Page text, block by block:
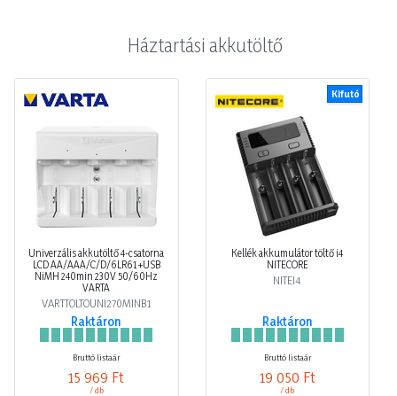
Háztartási akkutöltő
Univerzális akkutöltő 4-csatorna
LCD AA/AAA/C/D/6LR61 +USB
NiMH 240min 230V 50/60Hz
VARTA
VARTTOLTOUNI270MINB1
Raktáron
Bruttó listaár
15 969 Ft
/ db
Kifutó
Kellék akkumulátor töltő i4
NITECORE
NITEI4
Raktáron
Bruttó listaár
19 050 Ft
/ db